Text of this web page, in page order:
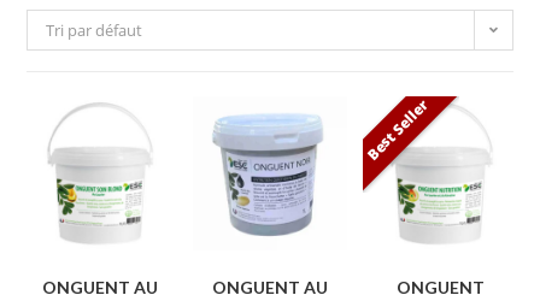
Tri par défaut
ONGUENT AU
ONGUENT AU
Best Seller
ONGUENT